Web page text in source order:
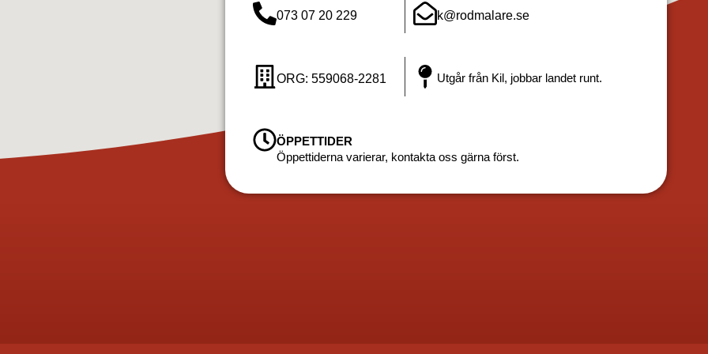
073 07 20 229 k@rodmalare.se
ORG: 559068-2281 Utgår från Kil, jobbar landet runt.
ÖPPETTIDER
Öppettiderna varierar, kontakta oss gärna först.